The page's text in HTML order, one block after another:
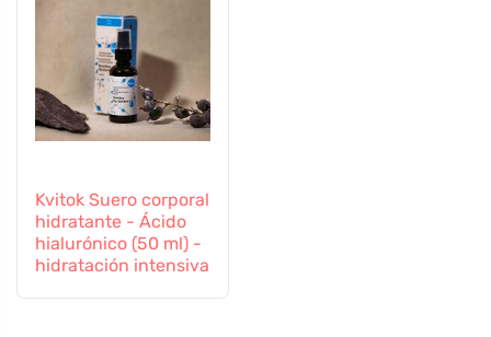
Kvitok Suero corporal
hidratante - Ácido
hialurónico (50 ml) -
hidratación intensiva